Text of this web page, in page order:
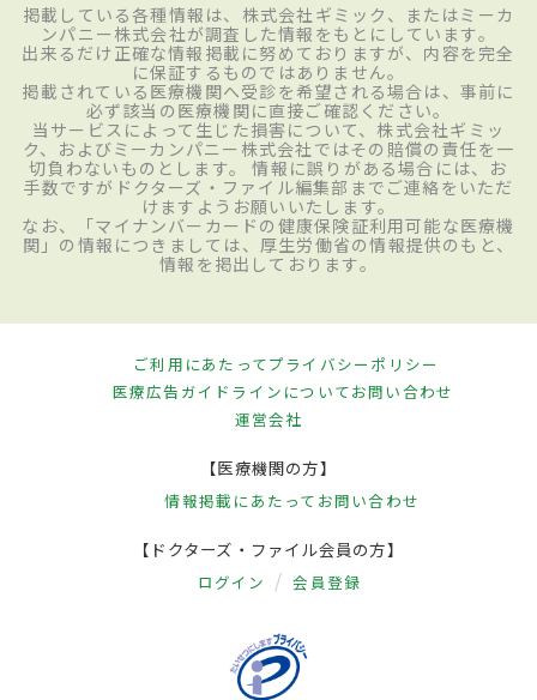
掲載している各種情報は、株式会社ギミック、またはミーカ
ンパニー株式会社が調査した情報をもとにしています。
出来るだけ正確な情報掲載に努めておりますが、内容を完全
に保証するものではありません。
掲載されている医療機関へ受診を希望される場合は、事前に
必ず該当の医療機関に直接ご確認ください。
当サービスによって生じた損害について、株式会社ギミッ
ク、およびミーカンパニー株式会社ではその賠償の責任を一
切負わないものとします。 情報に誤りがある場合には、お
手数ですがドクターズ・ファイル編集部までご連絡をいただ
けますようお願いいたします。
なお、「マイナンバーカードの健康保険証利用可能な医療機
関」の情報につきましては、厚生労働省の情報提供のもと、
情報を掲出しております。
ご利用にあたってプライバシーポリシー
医療広告ガイドラインについてお問い合わせ
運営会社
【医療機関の方】
情報掲載にあたって お問い合わせ
【ドクターズ・ファイル会員の方】
ログイン 会員登録